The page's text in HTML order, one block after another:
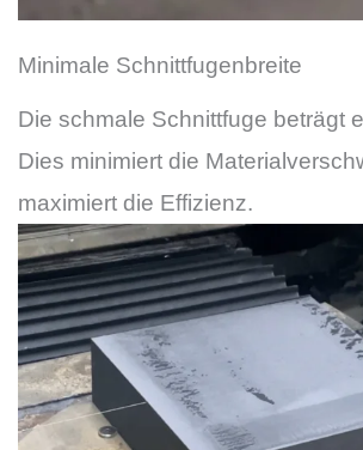
Minimale Schnittfugenbreite
Die schmale Schnittfuge beträgt
Dies minimiert die
maximiert die Effizienz.